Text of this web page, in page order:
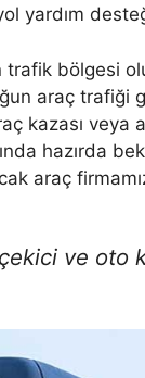
yardım
trafik bölgesi
araç trafiği
kazası veya
hazırda
araç
ve oto